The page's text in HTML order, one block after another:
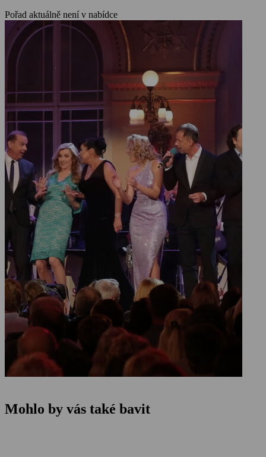
Pořad aktuálně není v nabídce
Mohlo by vás také bavit